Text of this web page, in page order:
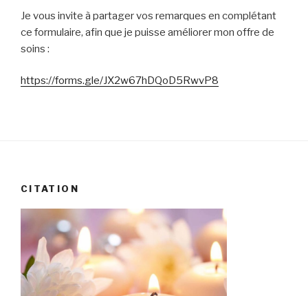
Je vous invite à partager vos remarques en complétant
ce formulaire, afin que je puisse améliorer mon offre de
soins :
https://forms.gle/JX2w67hDQoD5RwvP8
CITATION